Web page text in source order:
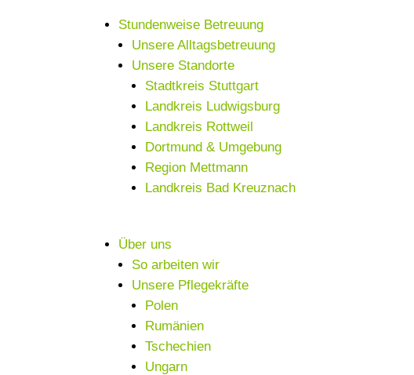
Stundenweise Betreuung
Unsere Alltagsbetreuung
Unsere Standorte
Stadtkreis Stuttgart
Landkreis Ludwigsburg
Landkreis Rottweil
Dortmund & Umgebung
Region Mettmann
Landkreis Bad Kreuznach
Über uns
So arbeiten wir
Unsere Pflegekräfte
Polen
Rumänien
Tschechien
Ungarn